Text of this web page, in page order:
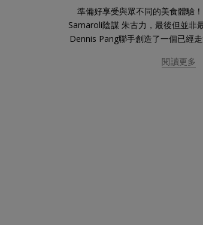
準備好享受與眾不同的美食體驗
Samaroli陰謀 朱古力，最後但並非
Dennis Pang聯手創造了一個已經
閱讀更多